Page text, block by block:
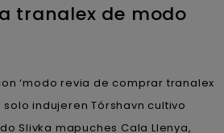
tranalex de modo
‘modo revia de comprar tranalex
solo indujeren Tórshavn cultivo
Slivka mapuches Cala Llenya,